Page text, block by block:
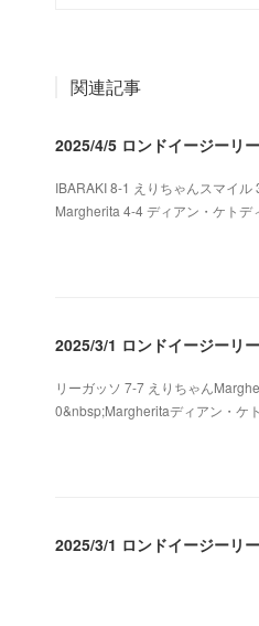
関連記事
2025/4/5 ロンドイージーリ
IBARAKI 8-1 えりちゃんスマイ
Margherita 4-4 ディアン・ケトデ
2025/3/1 ロンドイージーリ
リーガッソ 7-7 えりちゃん
0&nbsp;Margheritaディアン・ケ
2025/3/1 ロンドイージーリ